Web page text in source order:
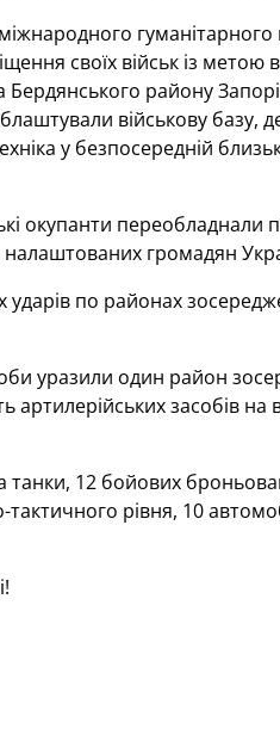
своїх військ із
району
військову базу,
у безпосередній
окупанти переобладнали
налаштованих громадян
ударів по районах
уразили один район
засобів на
танки, 12 бойових
рівня, 10